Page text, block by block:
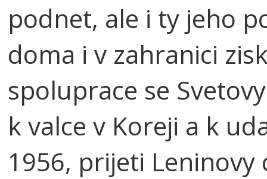
podnet, ale i ty jeho
doma i v zahranici
spoluprace se
k valce v Koreji a k
1956, prijeti Leninovy